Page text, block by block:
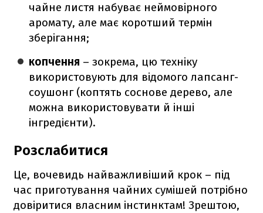
чайне листя набуває неймовірного
аромату, але має коротший термін
зберігання;
копчення – зокрема, цю техніку
використовують для відомого лапсанг-
соушонг (коптять соснове дерево, але
можна використовувати й інші
інгредієнти).
Розслабитися
Це, вочевидь найважливіший крок – під
час приготування чайних сумішей потрібно
довіритися власним інстинктам! Зрештою,